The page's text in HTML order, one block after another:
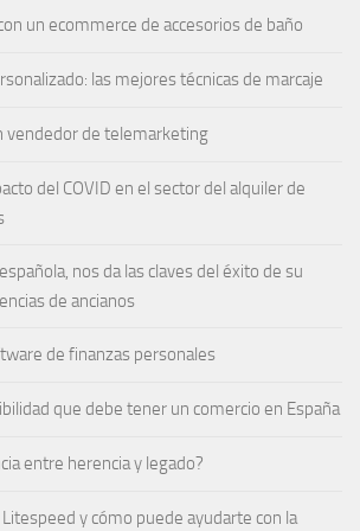
un ecommerce de accesorios de baño
las mejores técnicas de marcaje
vendedor de telemarketing
del COVID en el sector del alquiler de
nos da las claves del éxito de su
de ancianos
de finanzas personales
que debe tener un comercio en España
entre herencia y legado?
y cómo puede ayudarte con la